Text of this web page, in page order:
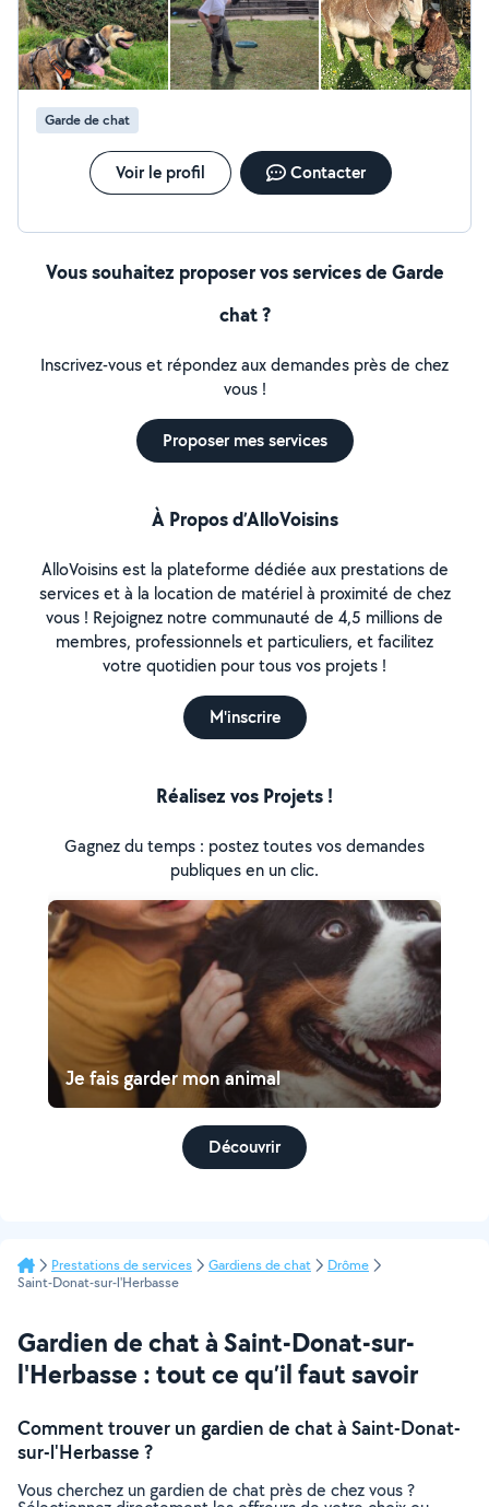
Garde de chat
Voir le profil Contacter
Vous souhaitez proposer vos services de Garde
chat ?
Inscrivez-vous et répondez aux demandes près de chez
vous !
Proposer mes services
À Propos d’AlloVoisins
AlloVoisins est la plateforme dédiée aux prestations de
services et à la location de matériel à proximité de chez
vous ! Rejoignez notre communauté de 4,5 millions de
membres, professionnels et particuliers, et facilitez
votre quotidien pour tous vos projets !
M'inscrire
Réalisez vos Projets !
Gagnez du temps : postez toutes vos demandes
publiques en un clic.
Je fais garder mon animal
Découvrir
Prestations de services Gardiens de chat
Drôme
Saint-Donat-sur-l'Herbasse
Gardien de chat à Saint-Donat-sur-
l'Herbasse : tout ce qu’il faut savoir
Comment trouver un gardien de chat à Saint-Donat-
sur-l'Herbasse ?
Vous cherchez un gardien de chat près de chez vous ?